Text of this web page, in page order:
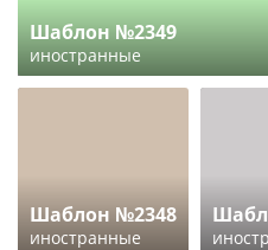
Шаблон №2349
иностранные
Шаблон №2348
иностранные